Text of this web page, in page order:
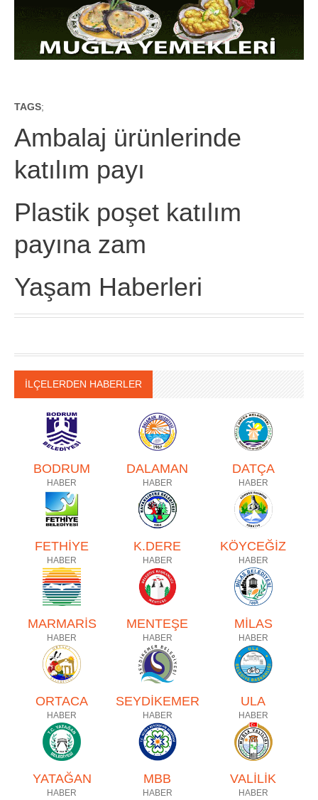
TAGS;
Ambalaj ürünlerinde
katılım payı
Plastik poşet katılım
payına zam
Yaşam Haberleri
İLÇELERDEN HABERLER
BODRUM
HABER
DALAMAN
HABER
DATÇA
HABER
FETHİYE
HABER
K.DERE
HABER
KÖYCEĞİZ
HABER
MARMARİS
HABER
MENTEŞE
HABER
MİLAS
HABER
ORTACA
HABER
SEYDİKEMER
HABER
ULA
HABER
YATAĞAN
HABER
MBB
HABER
VALİLİK
HABER